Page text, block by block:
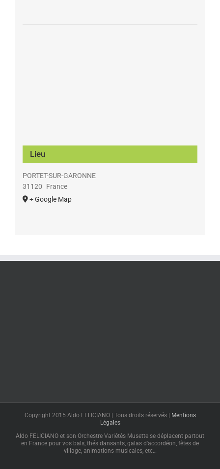
Lieu
PORTET-SUR-GARONNE
31120
France
+ Google Map
Copyright 2015 Aldo FELICIANO | Tous droits réservés |
Mentions
Légales
Aldo FELICIANO et son Orchestre Variétés Musette se déplacent partout
en France pour vos bals, thés dansants, galas d'accordéon, fêtes de
village, animations musicales, etc…